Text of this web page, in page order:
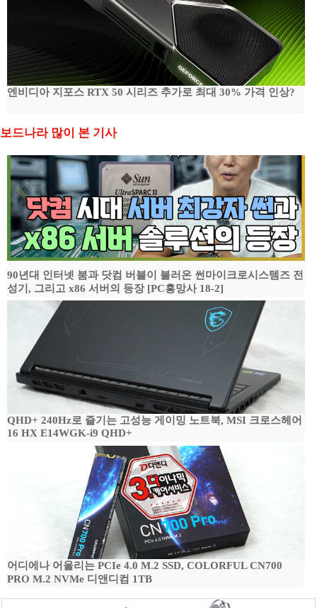
엔비디아 지포스 RTX 50 시리즈 추가로 최대 30% 가격 인상?
보드나라 많이 본 기사
90년대 인터넷 붐과 닷컴 버블이 불러온 썬마이크로시스템즈 전
성기, 그리고 x86 서버의 등장 [PC흥망사 18-2]
QHD+ 240Hz로 즐기는 고성능 게이밍 노트북, MSI 크로스헤어
16 HX E14WGK-i9 QHD+
어디에나 어울리는 PCIe 4.0 M.2 SSD, COLORFUL CN700
PRO M.2 NVMe 디앤디컴 1TB